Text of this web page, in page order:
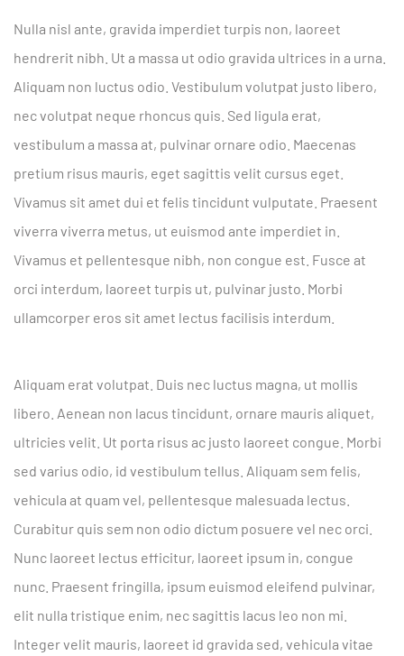
Nulla nisl ante, gravida imperdiet turpis non, laoreet
hendrerit nibh. Ut a massa ut odio gravida ultrices in a urna.
Aliquam non luctus odio. Vestibulum volutpat justo libero,
nec volutpat neque rhoncus quis. Sed ligula erat,
vestibulum a massa at, pulvinar ornare odio. Maecenas
pretium risus mauris, eget sagittis velit cursus eget.
Vivamus sit amet dui et felis tincidunt vulputate. Praesent
viverra viverra metus, ut euismod ante imperdiet in.
Vivamus et pellentesque nibh, non congue est. Fusce at
orci interdum, laoreet turpis ut, pulvinar justo. Morbi
ullamcorper eros sit amet lectus facilisis interdum.
Aliquam erat volutpat. Duis nec luctus magna, ut mollis
libero. Aenean non lacus tincidunt, ornare mauris aliquet,
ultricies velit. Ut porta risus ac justo laoreet congue. Morbi
sed varius odio, id vestibulum tellus. Aliquam sem felis,
vehicula at quam vel, pellentesque malesuada lectus.
Curabitur quis sem non odio dictum posuere vel nec orci.
Nunc laoreet lectus efficitur, laoreet ipsum in, congue
nunc. Praesent fringilla, ipsum euismod eleifend pulvinar,
elit nulla tristique enim, nec sagittis lacus leo non mi.
Integer velit mauris, laoreet id gravida sed, vehicula vitae